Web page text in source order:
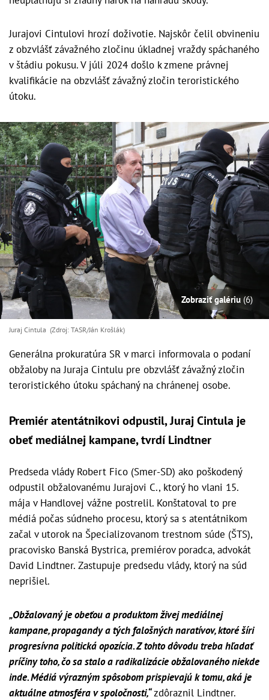
Jurajovi Cintulovi hrozí doživotie. Najskôr čelil obvineniu
z obzvlášť závažného zločinu úkladnej vraždy spáchaného
v štádiu pokusu. V júli 2024 došlo k zmene právnej
kvalifikácie na obzvlášť závažný zločin teroristického
útoku.
Zobraziť galériu (6)
Juraj Cintula (Zdroj: TASR/Ján Krošlák)
Generálna prokuratúra SR v marci informovala o podaní
obžaloby na Juraja Cintulu pre obzvlášť závažný zločin
teroristického útoku spáchaný na chránenej osobe.
Premiér atentátnikovi odpustil, Juraj Cintula je
obeť mediálnej kampane, tvrdí Lindtner
Predseda vlády Robert Fico (Smer-SD) ako poškodený
odpustil obžalovanému Jurajovi C., ktorý ho vlani 15.
mája v Handlovej vážne postrelil. Konštatoval to pre
médiá počas súdneho procesu, ktorý sa s atentátnikom
začal v utorok na Špecializovanom trestnom súde (ŠTS),
pracovisko Banská Bystrica, premiérov poradca, advokát
David Lindtner. Zastupuje predsedu vlády, ktorý na súd
neprišiel.
„Obžalovaný je obeťou a produktom živej mediálnej
kampane, propagandy a tých falošných naratívov, ktoré šíri
progresívna politická opozícia. Z tohto dôvodu treba hľadať
príčiny toho, čo sa stalo a radikalizácie obžalovaného niekde
inde. Médiá výrazným spôsobom prispievajú k tomu, aká je
aktuálne atmosféra v spoločnosti,“zdôraznil Lindtner.